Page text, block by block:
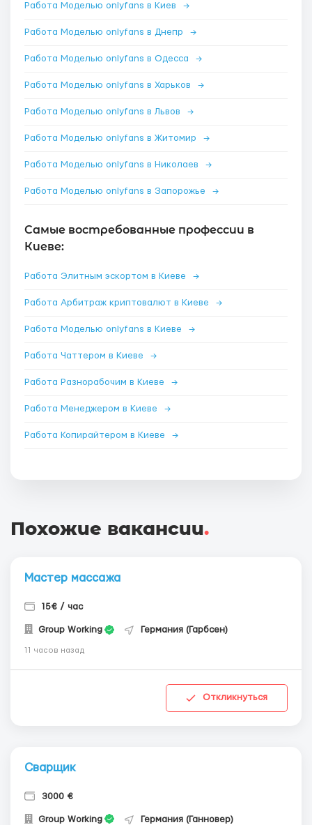
Работа Моделью onlyfans в Киев →
Работа Моделью onlyfans в Днепр →
Работа Моделью onlyfans в Одесса →
Работа Моделью onlyfans в Харьков →
Работа Моделью onlyfans в Львов →
Работа Моделью onlyfans в Житомир →
Работа Моделью onlyfans в Николаев →
Работа Моделью onlyfans в Запорожье →
Самые востребованные профессии в
Киеве:
Работа Элитным эскортом в Киеве →
Работа Арбитраж криптовалют в Киеве →
Работа Моделью onlyfans в Киеве →
Работа Чаттером в Киеве →
Работа Разнорабочим в Киеве →
Работа Менеджером в Киеве →
Работа Копирайтером в Киеве →
Похожие вакансии.
Мастер массажа
15€ / час
Group Working Германия (Гарбсен)
11 часов назад
Откликнуться
Сварщик
3000 €
Group Working Германия (Ганновер)